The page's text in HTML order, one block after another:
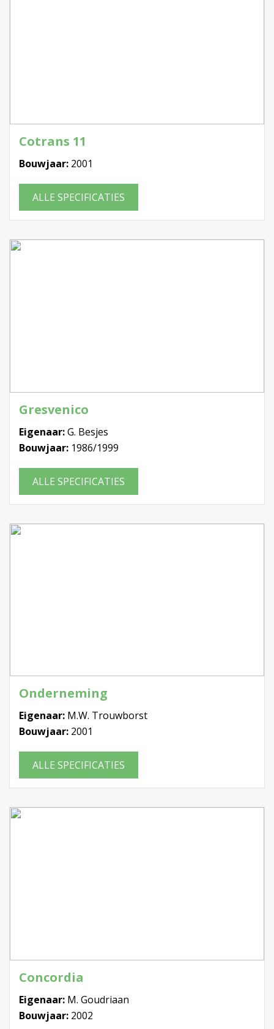
Cotrans 11
Bouwjaar: 2001
ALLE SPECIFICATIES
Gresvenico
Eigenaar:G. Besjes
Bouwjaar: 1986/1999
ALLE SPECIFICATIES
Onderneming
Eigenaar: M.W. Trouwborst
Bouwjaar: 2001
ALLE SPECIFICATIES
Concordia
Eigenaar: M. Goudriaan
Bouwjaar: 2002